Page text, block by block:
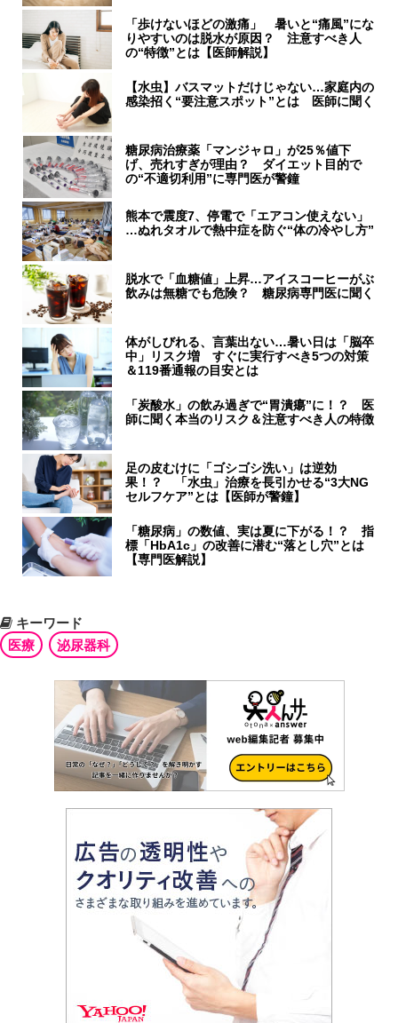
「歩けないほどの激痛」 暑いと“痛風”にな
りやすいのは脱水が原因？ 注意すべき人
の“特徴”とは【医師解説】
【水虫】バスマットだけじゃない…家庭内の
感染招く“要注意スポット”とは 医師に聞く
糖尿病治療薬「マンジャロ」が25％値下
げ、売れすぎが理由？ ダイエット目的で
の“不適切利用”に専門医が警鐘
熊本で震度7、停電で「エアコン使えない」
…ぬれタオルで熱中症を防ぐ“体の冷やし方”
脱水で「血糖値」上昇…アイスコーヒーがぶ
飲みは無糖でも危険？ 糖尿病専門医に聞く
体がしびれる、言葉出ない…暑い日は「脳卒
中」リスク増 すぐに実行すべき5つの対策
＆119番通報の目安とは
「炭酸水」の飲み過ぎで“胃潰瘍”に！？ 医
師に聞く本当のリスク＆注意すべき人の特徴
足の皮むけに「ゴシゴシ洗い」は逆効
果！？ 「水虫」治療を長引かせる“3大NG
セルフケア”とは【医師が警鐘】
「糖尿病」の数値、実は夏に下がる！？ 指
標「HbA1c」の改善に潜む“落とし穴”とは
【専門医解説】
キーワード
医療
泌尿器科